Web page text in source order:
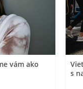
vám ako
s